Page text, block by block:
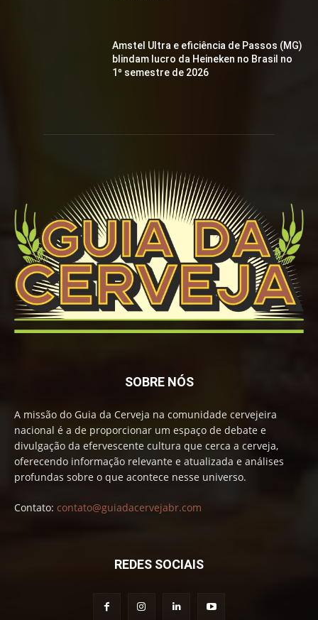
Amstel Ultra e eficiência de Passos (MG)
blindam lucro da Heineken no Brasil no
1º semestre de 2026
SOBRE NÓS
A missão do Guia da Cerveja na comunidade cervejeira
nacional é a de proporcionar um espaço de debate e
divulgação da efervescente cultura que cerca a cerveja,
oferecendo informação relevante e atualizada e análises
profundas sobre o que acontece nesse universo.
Contato: contato@guiadacervejabr.com
REDES SOCIAIS